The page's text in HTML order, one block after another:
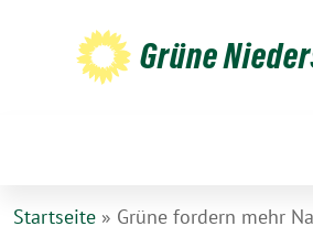
Grüne
Startseite » Grüne fordern mehr